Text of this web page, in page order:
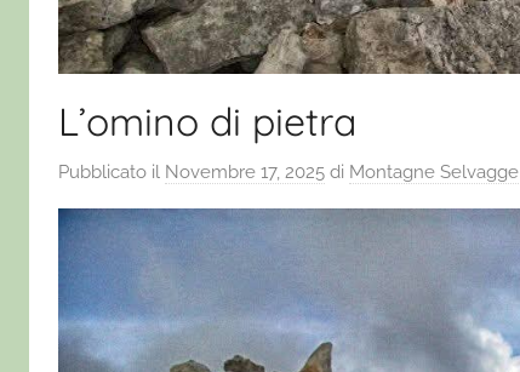
L’omino di pietra
Pubblicato il Novembre 17, 2025 di Montagne Selvagge